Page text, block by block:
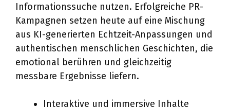
Informationssuche nutzen. Erfolgreiche PR-
Kampagnen setzen heute auf eine Mischung
aus KI-generierten Echtzeit-Anpassungen und
authentischen menschlichen Geschichten, die
emotional berühren und gleichzeitig
messbare Ergebnisse liefern.
Interaktive und immersive Inhalte